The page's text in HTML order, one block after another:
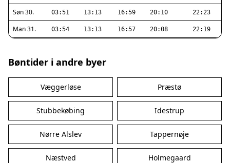
Søn 30. 03:51 13:13 16:59 20:10 22:23
Man 31. 03:54 13:13 16:57 20:08 22:19
Bøntider i andre byer
Væggerløse Præstø
Stubbekøbing Idestrup
Nørre Alslev Tappernøje
Næstved Holmegaard